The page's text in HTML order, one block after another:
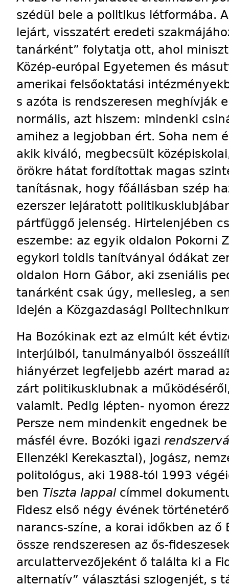
szédül bele a politikus létformába.
lejárt, visszatért eredeti
tanárként” folytatja ott, ahol
Közép-európai Egyetemen és
amerikai felsőoktatási
s azóta is rendszeresen meghívják
normális, azt hiszem: mindenki
amihez a legjobban ért. Soha nem
akik kiváló, megbecsült
örökre hátat fordítottak magas
tanításnak, hogy főállásban szép
ezerszer lejáratott
pártfüggő jelenség. Hirtelenjében
eszembe: az egyik oldalon Pokorni
egykori toldis tanítványai ódákat
oldalon Horn Gábor, aki zseniális
tanárként csak úgy, mellesleg, a
idején a Közgazdasági
Ha Bozókinak ezt az elmúlt két
interjúiból, tanulmányaiból
hiányérzet legfeljebb azért marad
zárt politikusklubnak a
valamit. Pedig lépten- nyomon
Persze nem mindenkit engednek
másfél évre. Bozóki igazi
Ellenzéki Kerekasztal), jogász,
politológus, aki 1988-tól 1993
ben Tiszta lappalcímmel
Fidesz első négy évének
narancs-színe, a korai időkben az
össze rendszeresen az ős-
arculattervezőjeként ő találta ki a
alternatív” választási szlogenjét, s